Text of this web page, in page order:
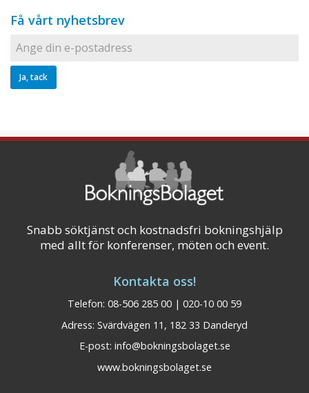
Få vårt nyhetsbrev
Snabb söktjänst och kostnadsfri bokningshjälp
med allt för konferenser, möten och event.
Kontakta oss!
Telefon: 08-506 285 00 | 020-10 00 59
Adress: Svärdvägen 11, 182 33 Danderyd
E-post: info@bokningsbolaget.se
www.bokningsbolaget.se